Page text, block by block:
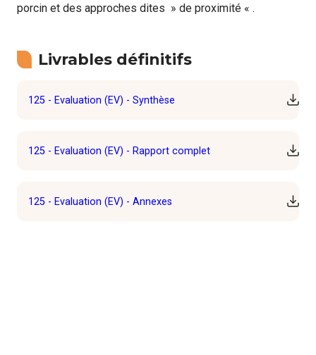
porcin et des approches dites » de proximité « .
Livrables définitifs
125 - Evaluation (EV) - Synthèse
125 - Evaluation (EV) - Rapport complet
125 - Evaluation (EV) - Annexes